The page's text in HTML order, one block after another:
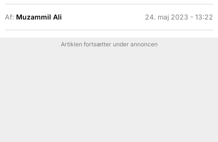
Af: Muzammil Ali 24. maj 2023 - 13:22
Artiklen fortsætter under annoncen